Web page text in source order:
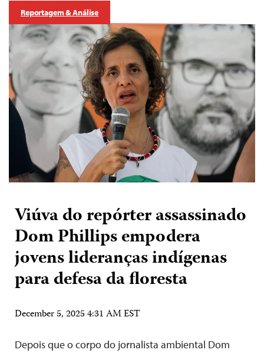
Reportagem & Análise
Viúva do repórter assassinado
Dom Phillips empodera
jovens lideranças indígenas
para defesa da floresta
December 5, 2025 4:31 AM EST
Depois que o corpo do jornalista ambiental Dom